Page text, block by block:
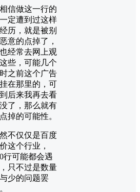
信做这一行的
定遭到过这样
历，就是被别
意的点掉了，
经常去网上观
些，可能几个
之前这个广告
在那里的，可
后来我再去看
了，那么就有
掉的可能性。
不仅仅是百度
这个行业，
行可能都会遇
只不过是数量
少的问题罢